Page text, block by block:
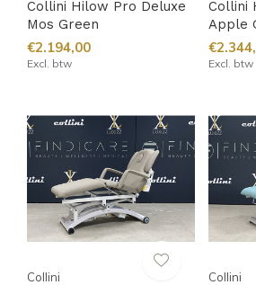
Collini Hilow Pro Deluxe
Mos Green
€2.194,00
Excl. btw
Collini
Apple
Excl. btw
Collini Collini